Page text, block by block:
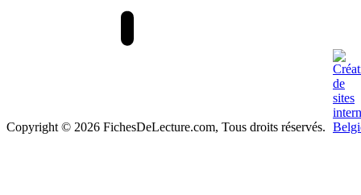
Copyright © 2026 FichesDeLecture.com, Tous droits réservés.